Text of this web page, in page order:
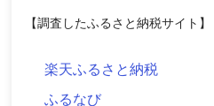
【調査したふるさと納税サイト】
楽天ふるさと納税
ふるなび